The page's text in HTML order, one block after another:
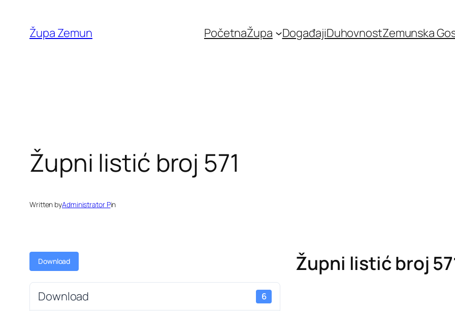
content
Župa Zemun PočetnaŽupa DogađajiDuhovnostZemunska
Župni listić broj 571
Written byAdministrator Pin
Download
Download 6
Župni listić broj